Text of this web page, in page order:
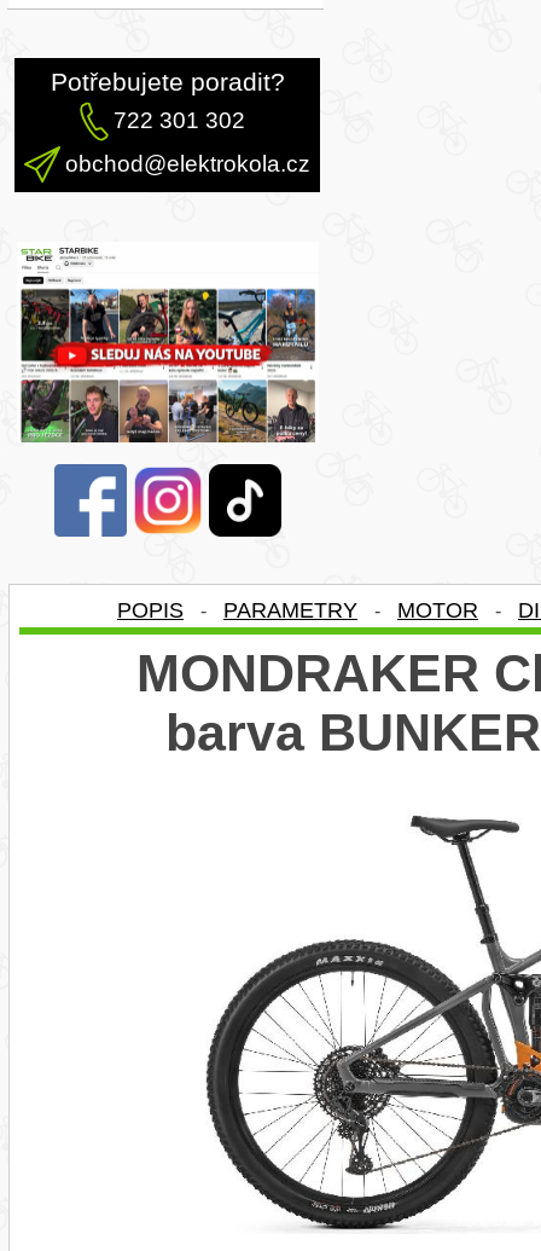
Potřebujete poradit?
722 301 302
obchod@elektrokola.cz
POPIS - PARAMETRY - MOTOR -
MONDRAKER
barva